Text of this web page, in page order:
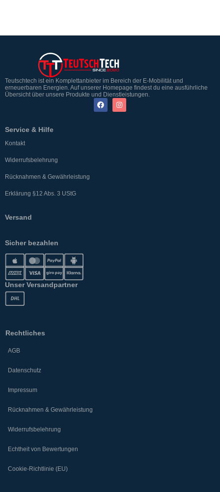
Teutschtech ist ein Komplettanbieter im Bereich der E-Mobilität und
erneuerbaren Energien. Auf unserer Homepage findest du eine ausführliche
Übersicht über unsere Produkte und Dienstleistungen.
Service & Hilfe
Kontakt
Widerrufsbelehrung
Rücknahmen & Gewährleistung
Erklärung §12 Abs. 3 UStG
Versand
Sicher bezahlen
Unser Versandpartner
Rechtliches
AGB
Datenschutz
Impressum
Rücknahmen & Gewährleistung
Widerrufsbelehrung
Echtheit von Bewertungen
Cookie-Richtlinie (EU)